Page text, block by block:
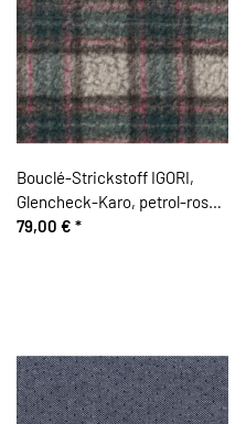
Bouclé-Strickstoff IGORI,
Glencheck-Karo, petrol-rosa,
Hilco
79,00 € *